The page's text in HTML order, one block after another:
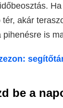
akár
pihenésre is
be a